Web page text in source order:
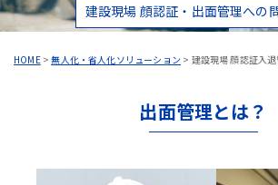
HOME>無人化・省人化ソリューション > 建設現場 顔認証入
建設現場 顔認証・出面管理への
出面管理とは？